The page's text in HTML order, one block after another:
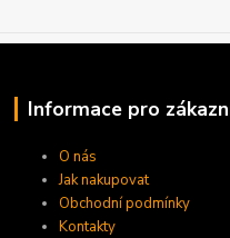
Informace pro
O nás
Jak nakupovat
Obchodní podmínky
Kontakty